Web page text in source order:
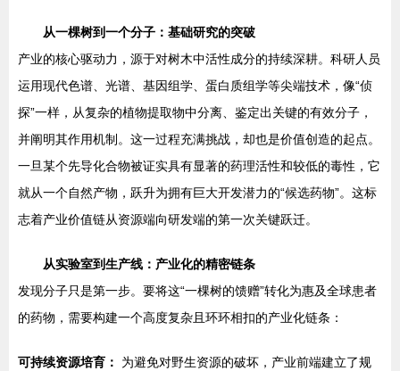
从一棵树到一个分子：基础研究的突破
产业的核心驱动力，源于对树木中活性成分的持续深耕。科研人员
运用现代色谱、光谱、基因组学、蛋白质组学等尖端技术，像“侦
探”一样，从复杂的植物提取物中分离、鉴定出关键的有效分子，
并阐明其作用机制。这一过程充满挑战，却也是价值创造的起点。
一旦某个先导化合物被证实具有显著的药理活性和较低的毒性，它
就从一个自然产物，跃升为拥有巨大开发潜力的“候选药物”。这标
志着产业价值链从资源端向研发端的第一次关键跃迁。
从实验室到生产线：产业化的精密链条
发现分子只是第一步。要将这“一棵树的馈赠”转化为惠及全球患者
的药物，需要构建一个高度复杂且环环相扣的产业化链条：
可持续资源培育：
为避免对野生资源的破坏，产业前端建立了规